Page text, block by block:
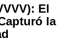
El
la